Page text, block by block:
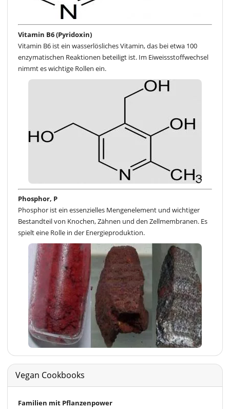
Vitamin B6 (Pyridoxin)
Vitamin B6 ist ein wasserlösliches Vitamin, das bei etwa 100
enzymatischen Reaktionen beteiligt ist. Im Eiweissstoffwechsel
nimmt es wichtige Rollen ein.
Phosphor, P
Phosphor ist ein essenzielles Mengenelement und wichtiger
Bestandteil von Knochen, Zähnen und den Zellmembranen. Es
spielt eine Rolle in der Energieproduktion.
Vegan Cookbooks
Familien mit Pflanzenpower